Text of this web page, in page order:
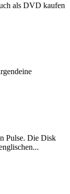
als DVD kaufen
Pulse. Die Disk